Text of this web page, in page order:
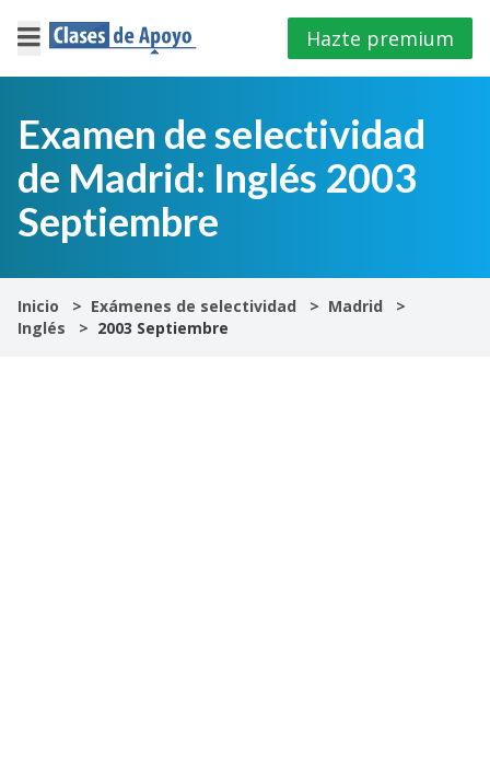
×
Iniciar
sesión
E.S.O
Hazte premium
Examen de selectividad
de Madrid: Inglés 2003
Septiembre
Inicio Exámenes de selectividad
Madrid
Inglés
2003 Septiembre